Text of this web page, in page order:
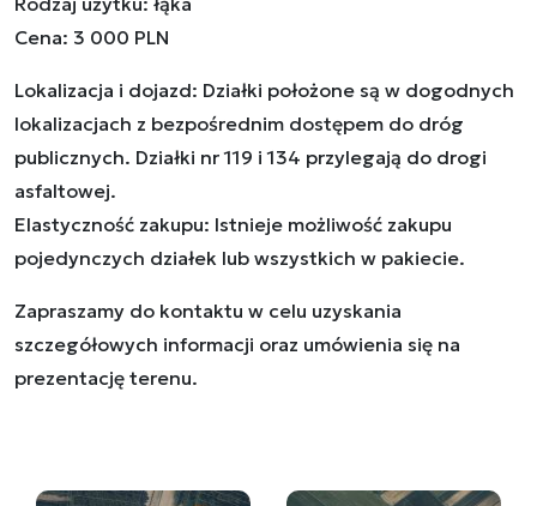
Cena: 3 000 PLN
Lokalizacja i dojazd: Działki położone są w dogodnych
lokalizacjach z bezpośrednim dostępem do dróg
publicznych. Działki nr 119 i 134 przylegają do drogi
asfaltowej.
Elastyczność zakupu: Istnieje możliwość zakupu
pojedynczych działek lub wszystkich w pakiecie.
Zapraszamy do kontaktu w celu uzyskania
szczegółowych informacji oraz umówienia się na
prezentację terenu.